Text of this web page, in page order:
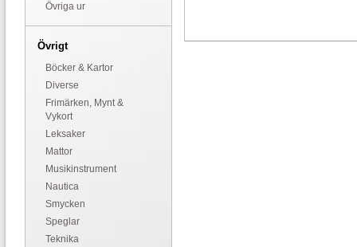
Övriga ur
Övrigt
Böcker & Kartor
Diverse
Frimärken, Mynt &
Vykort
Leksaker
Mattor
Musikinstrument
Nautica
Smycken
Speglar
Teknika